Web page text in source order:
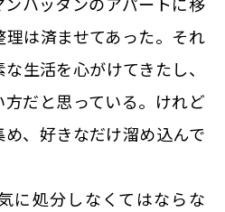
は済ませてあった。それ
生活を心がけてきたし、
だと思っている。けれど
、好きなだけ溜め込んで
に処分しなくてはならな